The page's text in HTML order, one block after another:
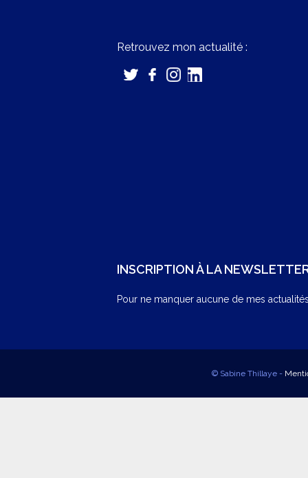
Retrouvez mon actualité :
INSCRIPTION À LA
Pour ne manquer aucune de mes
© Sabine Thillaye -